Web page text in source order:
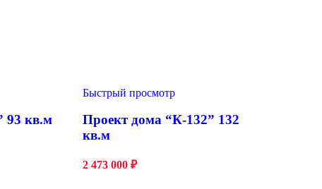
93 кв.м
Быстрый просмотр
Проект дома “К-132” 132
кв.м
2 473 000 ₽